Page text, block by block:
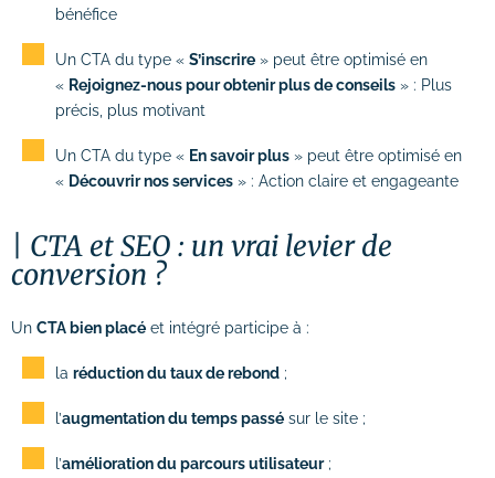
bénéfice
Un CTA du type « S’inscrire » peut être optimisé en
« Rejoignez-nous pour obtenir plus de conseils » : Plus
précis, plus motivant
Un CTA du type « En savoir plus » peut être optimisé en
« Découvrir nos services » : Action claire et engageante
CTA et SEO : un vrai levier de
conversion ?
Un CTA bien placé et intégré participe à :
la réduction du taux de rebond ;
l’augmentation du temps passé sur le site ;
l’amélioration du parcours utilisateur;